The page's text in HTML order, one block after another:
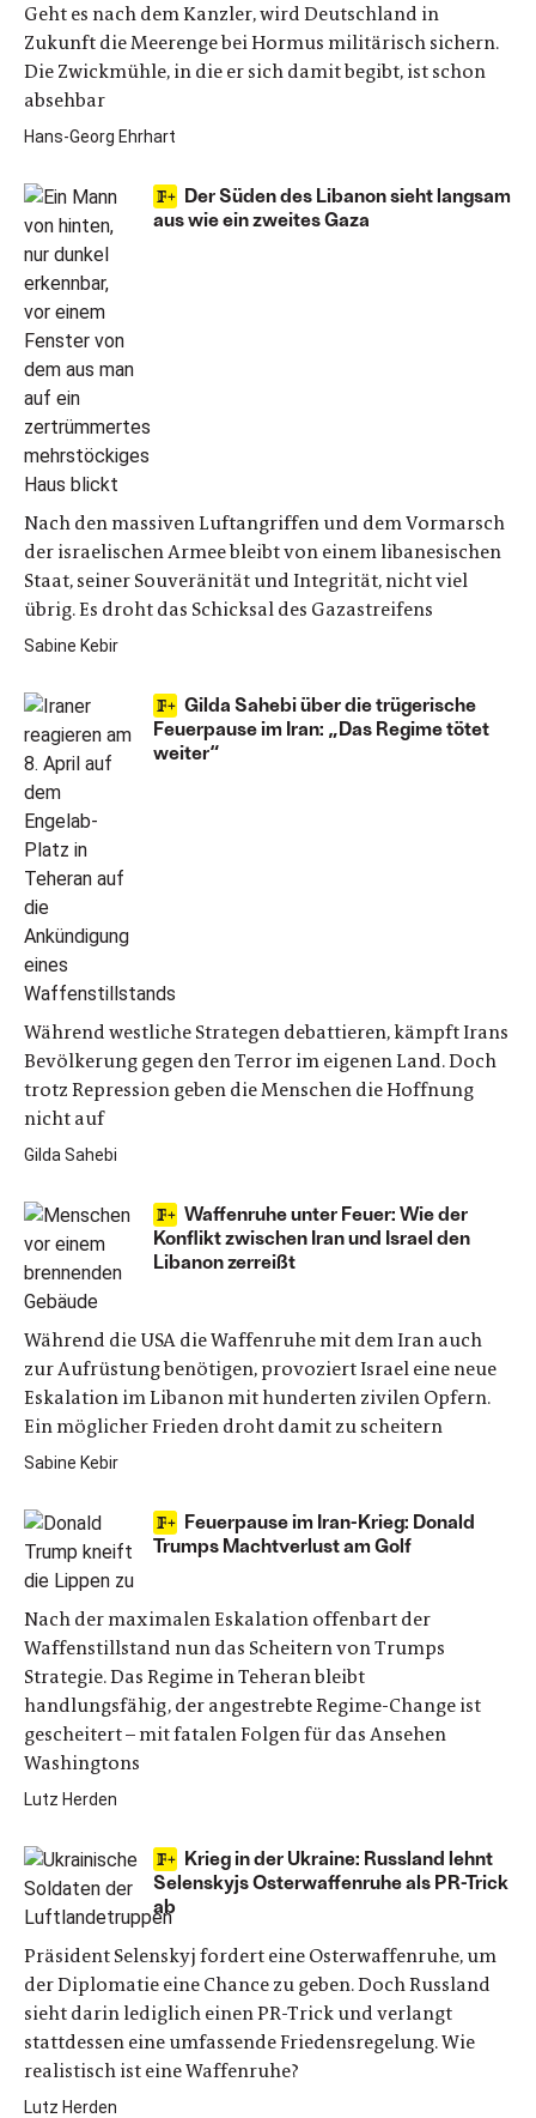
Geht es nach dem Kanzler, wird Deutschland in
Zukunft die Meerenge bei Hormus militärisch sichern.
Die Zwickmühle, in die er sich damit begibt, ist schon
absehbar
Hans-Georg Ehrhart
Der Süden des Libanon sieht langsam
aus wie ein zweites Gaza
Nach den massiven Luftangriffen und dem Vormarsch
der israelischen Armee bleibt von einem libanesischen
Staat, seiner Souveränität und Integrität, nicht viel
übrig. Es droht das Schicksal des Gazastreifens
Sabine Kebir
Gilda Sahebi über die trügerische
Feuerpause im Iran: „Das Regime tötet
weiter“
Während westliche Strategen debattieren, kämpft Irans
Bevölkerung gegen den Terror im eigenen Land. Doch
trotz Repression geben die Menschen die Hoffnung
nicht auf
Gilda Sahebi
Waffenruhe unter Feuer: Wie der
Konflikt zwischen Iran und Israel den
Libanon zerreißt
Während die USA die Waffenruhe mit dem Iran auch
zur Aufrüstung benötigen, provoziert Israel eine neue
Eskalation im Libanon mit hunderten zivilen Opfern.
Ein möglicher Frieden droht damit zu scheitern
Sabine Kebir
Feuerpause im Iran-Krieg: Donald
Trumps Machtverlust am Golf
Nach der maximalen Eskalation offenbart der
Waffenstillstand nun das Scheitern von Trumps
Strategie. Das Regime in Teheran bleibt
handlungsfähig, der angestrebte Regime-Change ist
gescheitert – mit fatalen Folgen für das Ansehen
Washingtons
Lutz Herden
Krieg in der Ukraine: Russland lehnt
Selenskyjs Osterwaffenruhe als PR-Trick
ab
Präsident Selenskyj fordert eine Osterwaffenruhe, um
der Diplomatie eine Chance zu geben. Doch Russland
sieht darin lediglich einen PR-Trick und verlangt
stattdessen eine umfassende Friedensregelung. Wie
realistisch ist eine Waffenruhe?
Lutz Herden